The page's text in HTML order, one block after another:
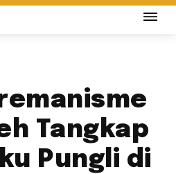
Tangkap
Pungli di